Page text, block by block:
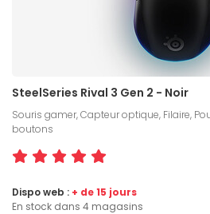
SteelSeries Rival 3 Gen 2 - Noir
Souris gamer, Capteur optique, Filaire,
boutons
Dispo web : + de 15 jours
En stock dans 4 magasins